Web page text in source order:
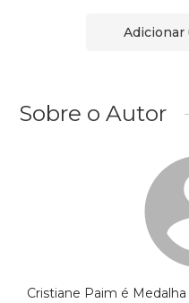
Adicionar
Sobre o Autor
Cristiane Paim é